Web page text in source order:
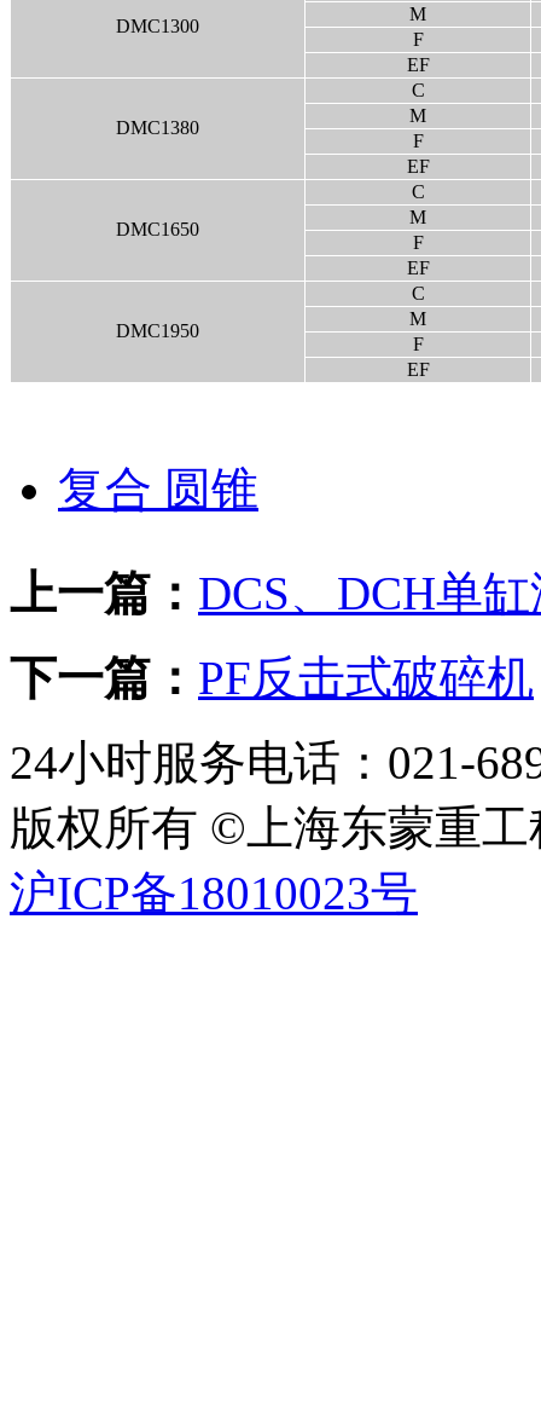
DMC1300
M
F
EF
DMC1380
C
M
F
EF
DMC1650
C
M
F
EF
DMC1950
C
M
F
EF
复合 圆锥
上一篇： DCS、DCH单
下一篇： PF反击式破碎机
24小时服务电话：021-
版权所有 ©上海东蒙重
沪ICP备18010023号